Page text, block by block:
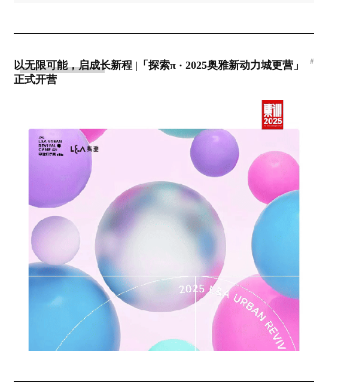
以无限可能，启成长新程 |「探索π · 2025奥雅新动力城更营」
正式开营
#